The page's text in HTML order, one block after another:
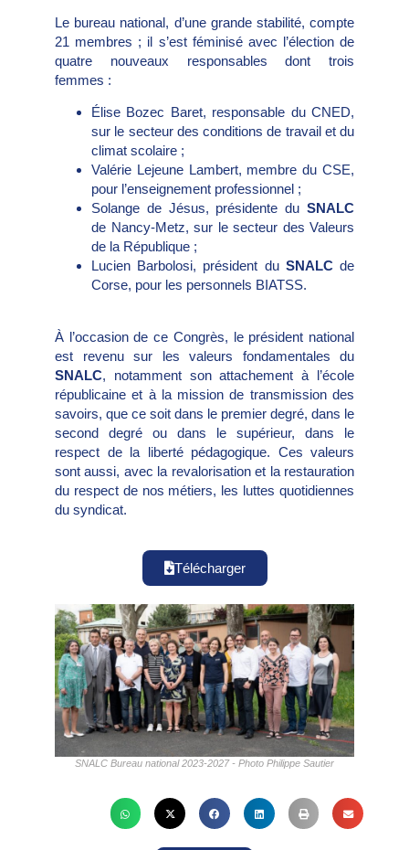
Le bureau national, d’une grande stabilité, compte
21 membres ; il s’est féminisé avec l’élection de
quatre nouveaux responsables dont trois
femmes :
Élise Bozec Baret, responsable du CNED,
sur le secteur des conditions de travail et du
climat scolaire ;
Valérie Lejeune Lambert, membre du CSE,
pour l’enseignement professionnel ;
Solange de Jésus, présidente du SNALC
de Nancy-Metz, sur le secteur des Valeurs
de la République ;
Lucien Barbolosi, président du SNALCde
Corse, pour les personnels BIATSS.
À l’occasion de ce Congrès, le président national
est revenu sur les valeurs fondamentales du
SNALC, notamment son attachement à l’école
républicaine et à la mission de transmission des
savoirs, que ce soit dans le premier degré, dans le
second degré ou dans le supérieur, dans le
respect de la liberté pédagogique. Ces valeurs
sont aussi, avec la revalorisation et la restauration
du respect de nos métiers, les luttes quotidiennes
du syndicat.
Télécharger
SNALC Bureau national 2023-2027 - Photo Philippe Sautier